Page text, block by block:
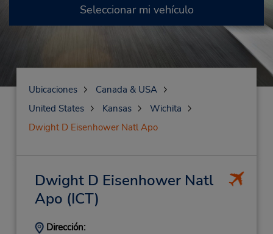
Seleccionar mi vehículo
Ubicaciones
Canada & USA
United States
Kansas
Wichita
Dwight D Eisenhower Natl Apo
Dwight D Eisenhower Natl
Apo (ICT)
Dirección: